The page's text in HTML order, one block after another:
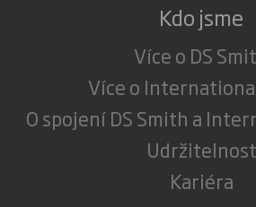
Kdo jsme
Více o DS
Více o
O spojení DS Smith a
Udržitelnost
Kariéra